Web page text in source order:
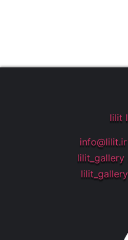
info@lilit.ir
lilit_gallery
lilit_gallery